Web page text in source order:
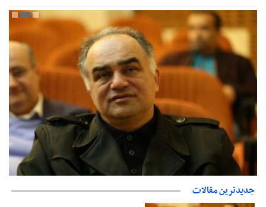
از خیابان انسجام تا افتراق!
جدیدترین مقالات